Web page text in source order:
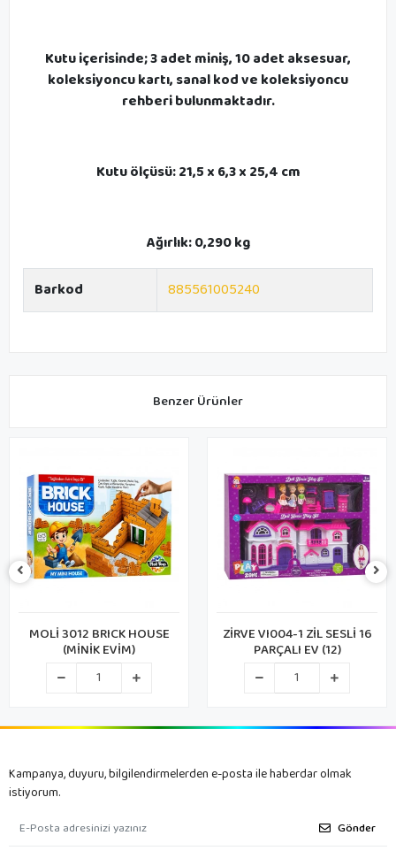
Kutu içerisinde; 3 adet miniş, 10 adet aksesuar,
koleksiyoncu kartı, sanal kod ve koleksiyoncu
rehberi bulunmaktadır.
Kutu ölçüsü: 21,5 x 6,3 x 25,4 cm
Ağırlık: 0,290 kg
Barkod 885561005240
Benzer Ürünler
MOLİ 3012 BRICK HOUSE
(MİNİK EVİM)
ZİRVE VI004-1 ZİL SESLİ 16
PARÇALI EV (12)
Kampanya, duyuru, bilgilendirmelerden e-posta ile haberdar olmak
istiyorum.
Gönder